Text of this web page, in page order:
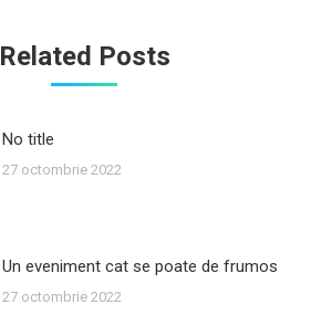
Related Posts
No title
27 octombrie 2022
Un eveniment cat se poate de frumos
27 octombrie 2022